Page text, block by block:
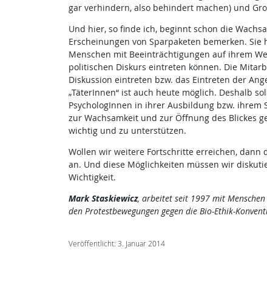
gar verhindern, also behindert machen) und
Und hier, so finde ich, beginnt schon die
Erscheinungen von Sparpaketen bemerken.
Menschen mit Beeinträchtigungen auf ihrem
politischen Diskurs eintreten können. Die
Diskussion eintreten bzw. das Eintreten der
„TäterInnen“ ist auch heute möglich. Deshalb
PsychologInnen in ihrer Ausbildung bzw.
zur Wachsamkeit und zur Öffnung des Blickes
wichtig und zu unterstützen.
Wollen wir weitere Fortschritte erreichen,
an. Und diese Möglichkeiten müssen wir
Wichtigkeit.
Mark Staskiewicz, arbeitet seit 1997 mit
den Protestbewegungen gegen die Bio-Ethik-
Veröffentlicht: 3. Januar 2014